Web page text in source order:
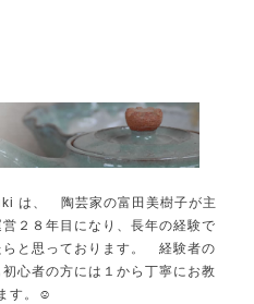
は、 陶芸家の富田美樹子が主
２８年目になり、長年の経験で
らと思っております。 経験者の
心者の方には１から丁寧にお教
す。☺️